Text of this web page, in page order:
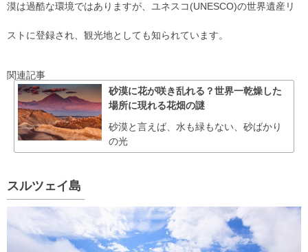
漠は過酷な環境ではありますが、ユネスコ(UNESCO)の世界遺産リ
ストに登録され、観光地としても知られています。
関連記事
砂漠に花が咲き乱れる？世界一乾燥した
場所に現れる花畑の謎
砂漠と言えば、水も緑もない、砂ばかり
の光
スルツェイ島